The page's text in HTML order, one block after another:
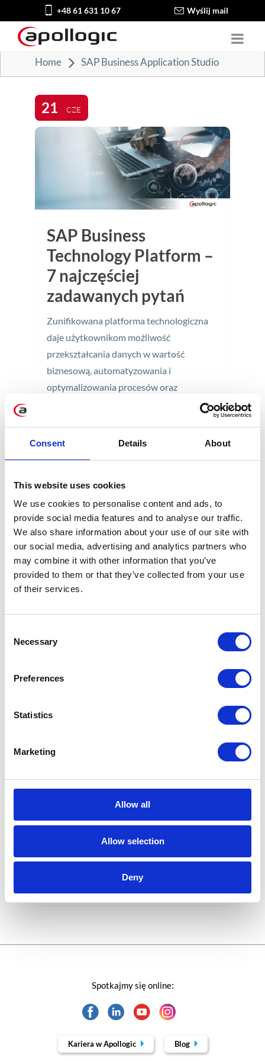
Consent Details About
This website uses cookies
We use cookies to personalise content and ads, to
provide social media features and to analyse our traffic.
We also share information about your use of our site with
our social media, advertising and analytics partners who
may combine it with other information that you’ve
provided to them or that they’ve collected from your use
of their services.
Selection
Necessary
Preferences
Statistics
Marketing
Allow all
Allow selection
Deny
+48 61 631 10 67 Wyślij mail
Home SAP Business Application Studio
21 CZE
SAP Business
Technology Platform –
7 najczęściej
zadawanych pytań
Zunifikowana platforma technologiczna
daje użytkownikom możliwość
przekształcania danych w wartość
biznesową, automatyzowania i
optymalizowania procesów oraz
wprowadzania innowacji, które natywnie
6 min
KATEGORIE
Inicjatywy pracowników
Low-code&no-code
Rozwiązania Microsoft
Trendy w SAP-ie
Webinar
Spotkajmy się online:
Kariera w Apollogic Blog